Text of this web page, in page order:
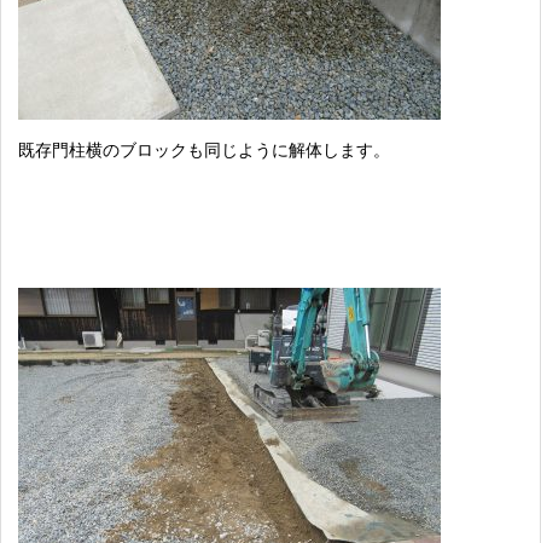
既存門柱横のブロックも同じように解体します。